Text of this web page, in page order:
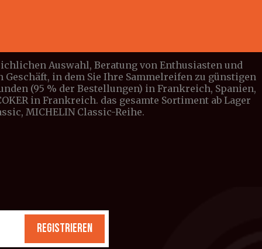
Auswahl, Beratung von Enthusiasten und
in dem Sie Ihre Sammelreifen zu günstigen
(95 % der Bestellungen) in Frankreich, Spanien,
in Frankreich. das gesamte Sortiment ab Lager
MICHELIN Classic-Reihe.
REGISTRIEREN